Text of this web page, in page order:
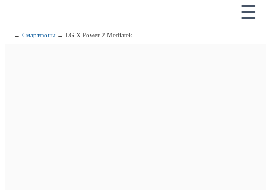
☰
→Смартфоны → LG X Power 2 Mediatek